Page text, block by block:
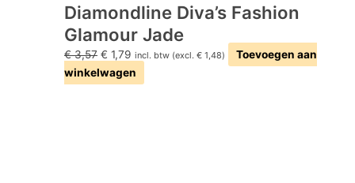
Diamondline Diva’s Fashion
Glamour Jade
€3,57 € 1,79 incl. btw (excl.€ 1,48)
Toevoegen aan
winkelwagen